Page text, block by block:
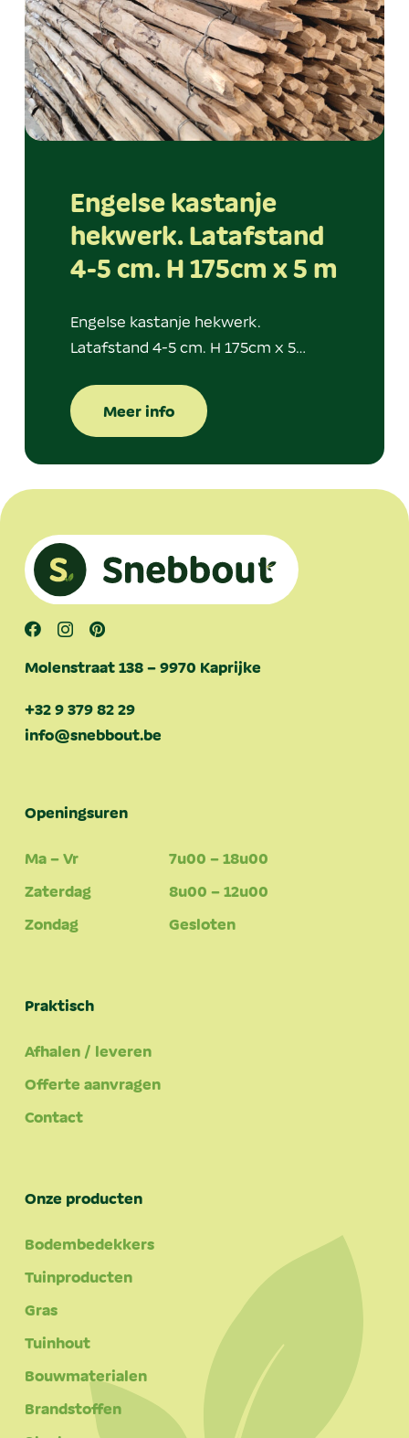
Engelse kastanje
hekwerk. Latafstand
4-5 cm. H 175cm x 5 m
Engelse kastanje hekwerk.
Latafstand 4-5 cm. H 175cm x 5…
Meer info
Molenstraat 138 – 9970 Kaprijke
+32 9 379 82 29
info@snebbout.be
Openingsuren
Ma – Vr
7u00 – 18u00
Zaterdag
8u00 – 12u00
Zondag
Gesloten
Praktisch
Afhalen / leveren
Offerte aanvragen
Contact
Onze producten
Bodembedekkers
Tuinproducten
Gras
Tuinhout
Bouwmaterialen
Brandstoffen